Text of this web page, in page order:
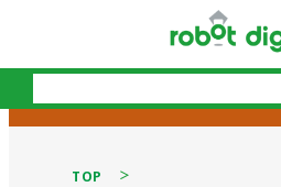
TOP